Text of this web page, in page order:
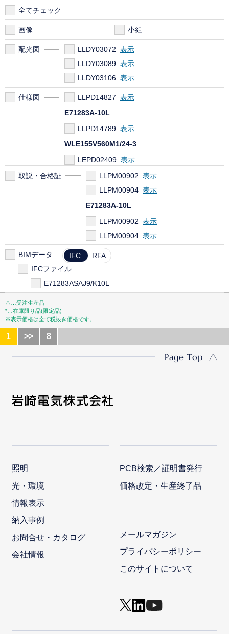
全てチェック
画像 小組
配光図
LLDY03072
LLDY03089
LLDY03106
仕様図
LLPD14827
E71283A-10L
LLPD14789
WLE155V560M1/24-3
LEPD02409
取説・合格証
LLPM00902
LLPM00904
E71283A-10L
LLPM00902
LLPM00904
WLE155V560M1/24-3
BIMデータ IFC
RFA
IFCファイル
E71283ASAJ9/K10L
△…受注生産品
*…在庫限り品(限定品)
※表示価格は全て税抜き価格です。
1 >> 8
Page Top
照明
光・環境
情報表示
納入事例
お問合せ・カタログ
会社情報
PCB検索／証明書発行
価格改定・生産終了品
メールマガジン
プライバシーポリシー
このサイトについて